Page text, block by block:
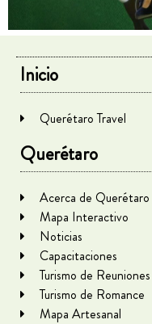
Inicio
Querétaro Travel
Querétaro
Acerca de Querétaro
Mapa Interactivo
Noticias
Capacitaciones
Turismo de Reuniones
Turismo de Romance
Mapa Artesanal